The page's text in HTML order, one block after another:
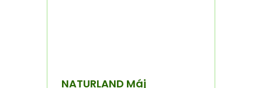
NATURLAND Máj